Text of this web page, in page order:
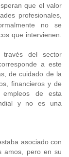
que el valor
profesionales,
no se
que intervienen.
través del sector
a este
de cuidado de la
financieros y de
empleos de esta
y no es una
asociado con
amos, pero en su